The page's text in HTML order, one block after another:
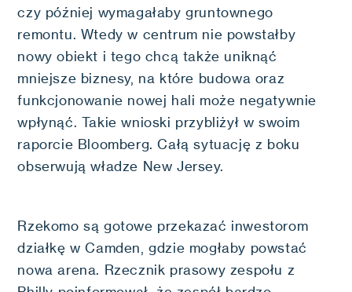
czy później wymagałaby gruntownego
remontu. Wtedy w centrum nie powstałby
nowy obiekt i tego chcą także uniknąć
mniejsze biznesy, na które budowa oraz
funkcjonowanie nowej hali może negatywnie
wpłynąć. Takie wnioski przybliżył w swoim
raporcie Bloomberg. Całą sytuację z boku
obserwują władze New Jersey.
Rzekomo są gotowe przekazać inwestorom
działkę w Camden, gdzie mogłaby powstać
nowa arena. Rzecznik prasowy zespołu z